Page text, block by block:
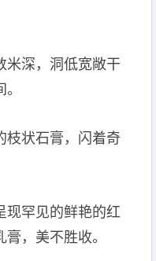
米深，洞低宽敞干
枝状石膏，闪着奇
现罕见的鲜艳的红
，美不胜收。